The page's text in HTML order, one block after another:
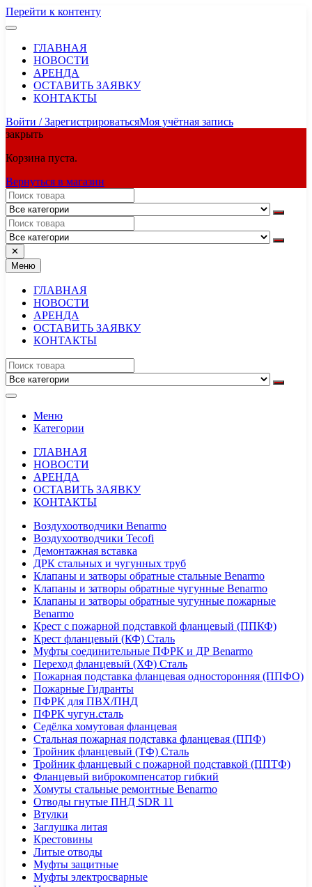
Перейти к контенту
ГЛАВНАЯ
НОВОСТИ
АРЕНДА
ОСТАВИТЬ ЗАЯВКУ
КОНТАКТЫ
Войти / ЗарегистрироватьсяМоя учётная запись
закрыть
Корзина пуста.
Вернуться в магазин
✕
Меню
ГЛАВНАЯ
НОВОСТИ
АРЕНДА
ОСТАВИТЬ ЗАЯВКУ
КОНТАКТЫ
Меню
Категории
ГЛАВНАЯ
НОВОСТИ
АРЕНДА
ОСТАВИТЬ ЗАЯВКУ
КОНТАКТЫ
Воздухоотводчики Benarmo
Воздухоотводчики Tecofi
Демонтажная вставка
ДРК стальных и чугунных труб
Клапаны и затворы обратные стальные Benarmo
Клапаны и затворы обратные чугунные Benarmo
Клапаны и затворы обратные чугунные пожарные
Benarmo
Крест с пожарной подставкой фланцевый (ППКФ)
Крест фланцевый (КФ) Сталь
Муфты соединительные ПФРК и ДР Benarmo
Переход фланцевый (ХФ) Сталь
Пожарная подставка фланцевая односторонняя (ППФО)
Пожарные Гидранты
ПФРК для ПВХ/ПНД
ПФРК чугун.сталь
Седёлка хомутовая фланцевая
Стальная пожарная подставка фланцевая (ППФ)
Тройник фланцевый (ТФ) Сталь
Тройник фланцевый с пожарной подставкой (ППТФ)
Фланцевый виброкомпенсатор гибкий
Хомуты стальные ремонтные Benarmo
Отводы гнутые ПНД SDR 11
Втулки
Заглушка литая
Крестовины
Литые отводы
Муфты защитные
Муфты электросварные